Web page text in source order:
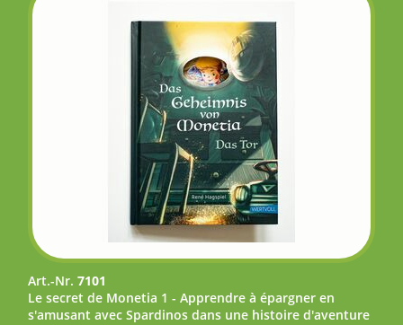
Art.-Nr. 7101
Le secret de Monetia 1 - Apprendre à épargner en
s'amusant avec Spardinos dans une histoire d'aventure